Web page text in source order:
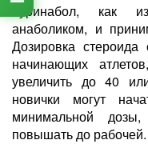
Туринабол, как
анаболиком, и
Дозировка
начинающих
увеличить до 40
новички могут
минимальной
повышать до рабочей.